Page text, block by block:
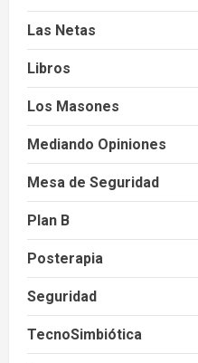
Las Netas
Libros
Los Masones
Mediando Opiniones
Mesa de Seguridad
Plan B
Posterapia
Seguridad
TecnoSimbiótica